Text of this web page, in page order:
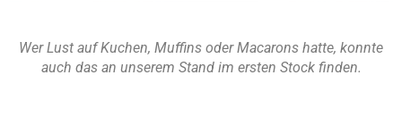
Wer Lust auf Kuchen, Muffins oder Macarons hatte, konnte
auch das an unserem Stand im ersten Stock finden.